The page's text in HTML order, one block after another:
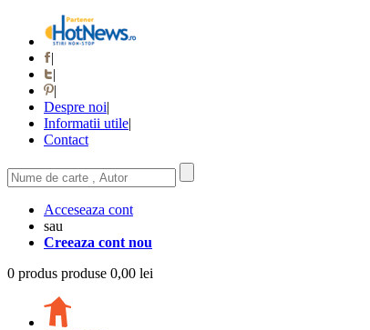
|
|
|
Despre noi|
Informatii utile|
Contact
Acceseaza cont
sau
Creeaza cont nou
0 produs produse 0,00 lei